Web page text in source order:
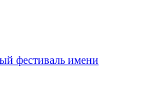
фестиваль имени